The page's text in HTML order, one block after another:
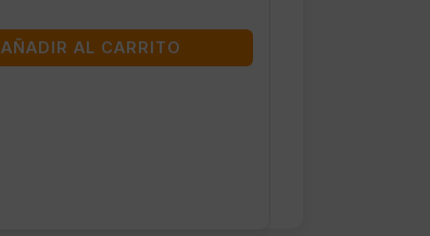
AÑADIR AL CARRITO